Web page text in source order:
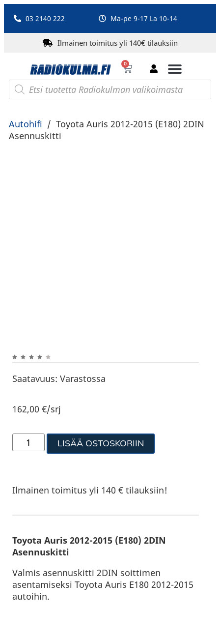
03 2140 222 Ma-pe 9-17 La 10-14
Ilmainen toimitus yli 140€ tilauksiin
0
Autohifi / Toyota Auris 2012-2015 (E180) 2DIN
Asennuskitti
Saatavuus: Varastossa
162,00€/srj
LISÄÄ OSTOSKORIIN
Ilmainen toimitus yli 140 € tilauksiin!
Toyota Auris 2012-2015 (E180) 2DIN
Asennuskitti
Valmis asennuskitti 2DIN soittimen
asentamiseksi Toyota Auris E180 2012-2015
autoihin.